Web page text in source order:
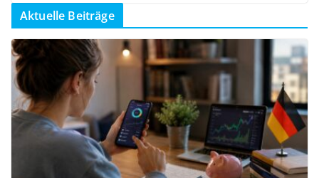
Aktuelle Beiträge